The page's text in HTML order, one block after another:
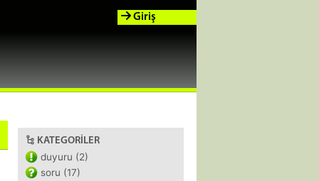
Giriş
KATEGORILER
duyuru (2)
soru (17)